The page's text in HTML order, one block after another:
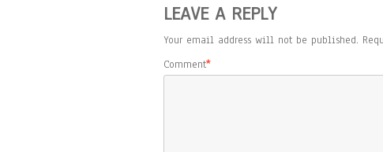
LEAVE A REPLY
Your email address will not be published.
Comment*